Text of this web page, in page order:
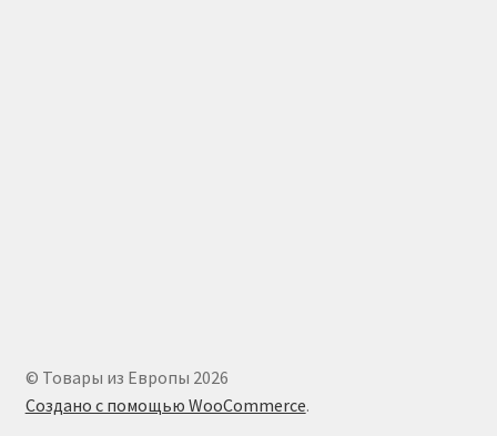
© Товары из Европы 2026
Создано с помощью WooCommerce.